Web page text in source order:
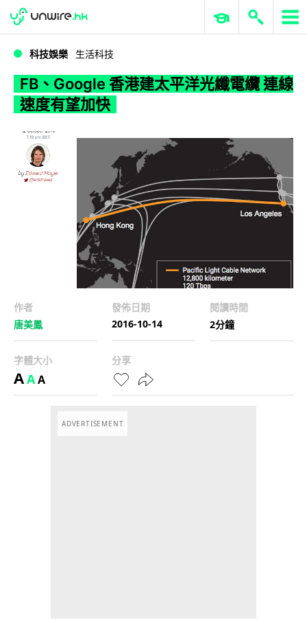
WWDC 2026 ERP 與商業 AI
科技娛樂 生活科技
FB、Google 香港建太平洋光纖電纜 連線
速度有望加快
作者
唐美鳳
發佈日期
2016-10-14
閱讀時間
2分鐘
字體大小
AAA
分享
ADVERTISEMENT